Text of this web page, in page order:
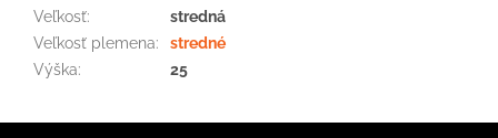
Veľkosť:
stredná
Veľkosť plemena:
stredné
Výška: 25